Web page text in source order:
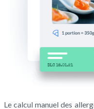
Le calcul manuel des